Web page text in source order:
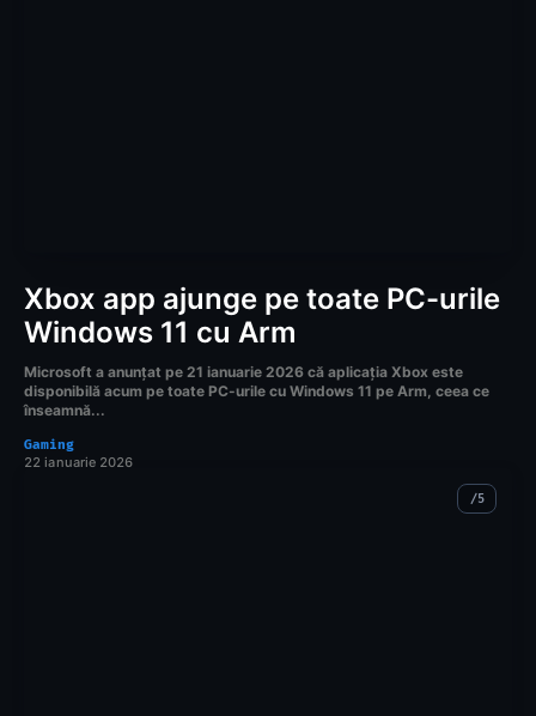
Xbox app ajunge pe toate PC-urile
Windows 11 cu Arm
Microsoft a anunțat pe 21 ianuarie 2026 că aplicația Xbox este
disponibilă acum pe toate PC-urile cu Windows 11 pe Arm, ceea ce
înseamnă...
Gaming
22 ianuarie 2026